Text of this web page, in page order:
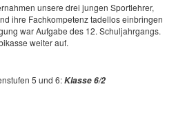
unsere drei jungen Sportlehrer,
ihre Fachkompetenz tadellos einbringen
war Aufgabe des 12. Schuljahrgangs.
weiter auf.
5 und 6:Klasse 6/2